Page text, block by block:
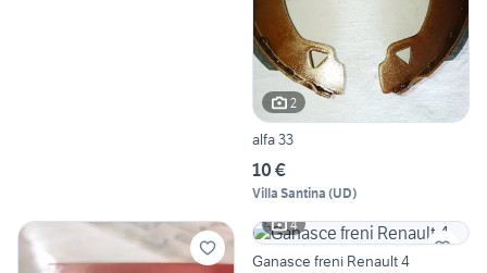
2
alfa 33
10 €
Villa Santina (UD)
4
Ganasce freni Renault 4